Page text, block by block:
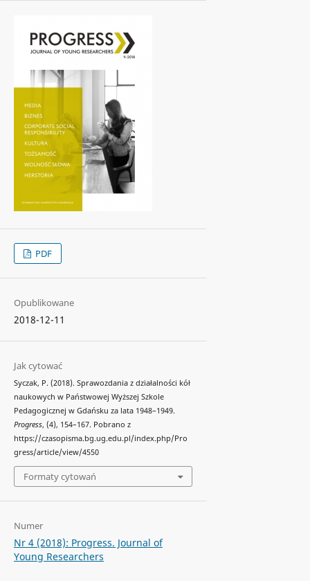
PDF
Opublikowane
2018-12-11
Jak cytować
Syczak, P. (2018). Sprawozdania z działalności kół
naukowych w Państwowej Wyższej Szkole
Pedagogicznej w Gdańsku za lata 1948–1949.
Progress, (4), 154–167. Pobrano z
https://czasopisma.bg.ug.edu.pl/index.php/Pro
gress/article/view/4550
Formaty cytowań
Numer
Nr 4 (2018): Progress. Journal of
Young Researchers